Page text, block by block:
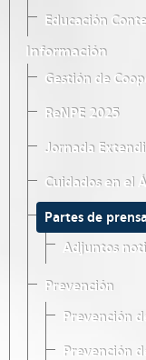
Educación
Información
Gestión de
ReNPE 2025
Jornada
Cuidados en el
Partes de
Adjuntos
Prevención
Prevención
Prevención